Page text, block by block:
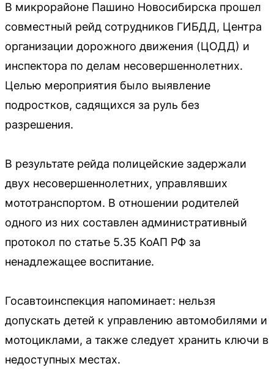
В микрорайоне Пашино Новосибирска прошел
совместный рейд сотрудников ГИБДД, Центра
организации дорожного движения (ЦОДД) и
инспектора по делам несовершеннолетних.
Целью мероприятия было выявление
подростков, садящихся за руль без
разрешения.
В результате рейда полицейские задержали
двух несовершеннолетних, управлявших
мототранспортом. В отношении родителей
одного из них составлен административный
протокол по статье 5.35 КоАП РФ за
ненадлежащее воспитание.
Госавтоинспекция напоминает: нельзя
допускать детей к управлению автомобилями и
мотоциклами, а также следует хранить ключи в
недоступных местах.